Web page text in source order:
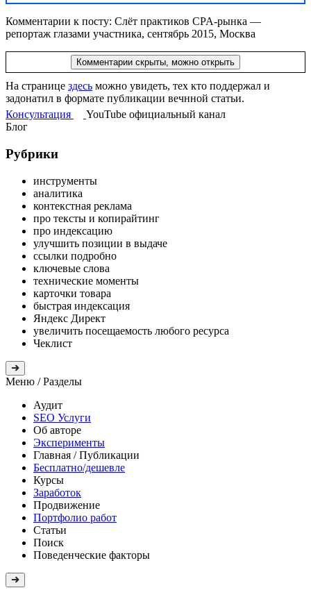
Комментарии к посту: Слёт практиков CPA-рынка —
репортаж глазами участника, сентябрь 2015, Москва
Комментарии скрыты, можно открыть
На странице здесь можно увидеть, тех кто поддержал и
задонатил в формате публикации вечнной статьи.
Консультация
YouTube официальный канал
Блог
Рубрики
инструменты
аналитика
контекстная реклама
про тексты и копирайтинг
про индексацию
улучшить позиции в выдаче
ссылки подробно
ключевые слова
технические моменты
карточки товара
быстрая индексация
Яндекс Директ
увеличить посещаемость любого ресурса
Чеклист
Меню / Разделы
Аудит
SEO Услуги
Об авторе
Эксперименты
Главная / Публикации
Бесплатно/дешевле
Курсы
Заработок
Продвижение
Портфолио работ
Статьи
Поиск
Поведенческие факторы